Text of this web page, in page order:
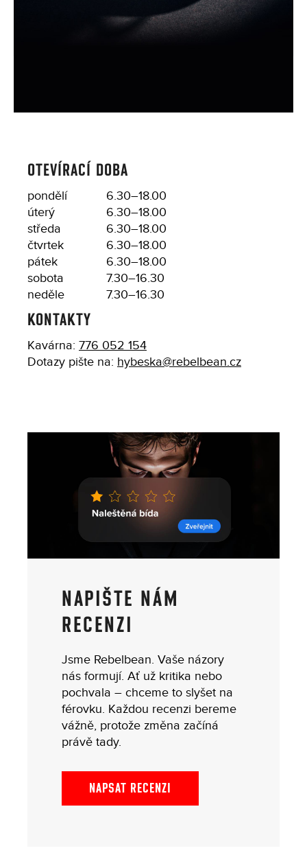
OTEVÍRACÍ DOBA
pondělí
6.30–18.00
úterý
6.30–18.00
středa
6.30–18.00
čtvrtek
6.30–18.00
pátek
6.30–18.00
sobota
7.30–16.30
neděle
7.30–16.30
KONTAKTY
Kavárna: 776 052 154
Dotazy pište na: hybeska@rebelbean.cz
NAPIŠTE NÁM
RECENZI
Jsme Rebelbean. Vaše názory
nás formují. Ať už kritika nebo
pochvala – chceme to slyšet na
férovku. Každou recenzi bereme
vážně, protože změna začíná
právě tady.
NAPSAT RECENZI